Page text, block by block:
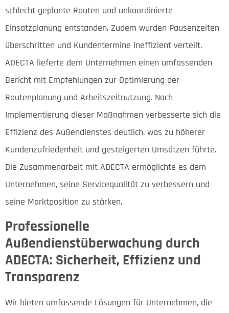
schlecht geplante Routen und unkoordinierte
Einsatzplanung entstanden. Zudem wurden Pausenzeiten
überschritten und Kundentermine ineffizient verteilt.
ADECTA lieferte dem Unternehmen einen umfassenden
Bericht mit Empfehlungen zur Optimierung der
Routenplanung und Arbeitszeitnutzung. Nach
Implementierung dieser Maßnahmen verbesserte sich die
Effizienz des Außendienstes deutlich, was zu höherer
Kundenzufriedenheit und gesteigerten Umsätzen führte.
Die Zusammenarbeit mit ADECTA ermöglichte es dem
Unternehmen, seine Servicequalität zu verbessern und
seine Marktposition zu stärken.
Professionelle
Außendienstüberwachung durch
ADECTA: Sicherheit, Effizienz und
Transparenz
Wir bieten umfassende Lösungen für Unternehmen, die